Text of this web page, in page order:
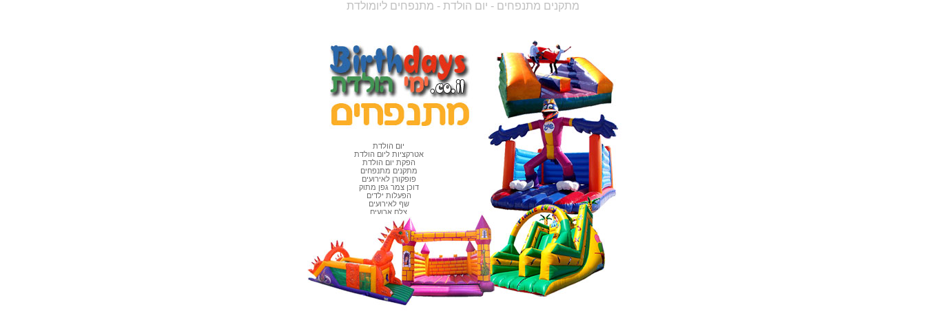
מתקנים מתנפחים - יום הולדת - מתנפחים ליומולדת
יום הולדת
אטרקציות ליום הולדת
הפקת יום הולדת
מתקנים מתנפחים
פופקורן לאירועים
דוכן צמר גפן מתוק
הפעלות ילדים
שף לאירועים
צלם ארועים
קוסמים לאירועים
זיקוקים
זרי פרחים
תכשיטי כסף
גורי כלבים
כרטיסי ברכה
עוגת יום הולדת
עוגת דורה
עוגת בוב ספוג
עוגת בוב הבנאי
עוגת כדורסל
עוגת כדורגל